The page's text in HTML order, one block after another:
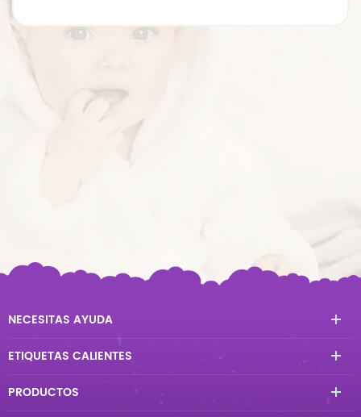
NECESITAS AYUDA
ETIQUETAS CALIENTES
PRODUCTOS